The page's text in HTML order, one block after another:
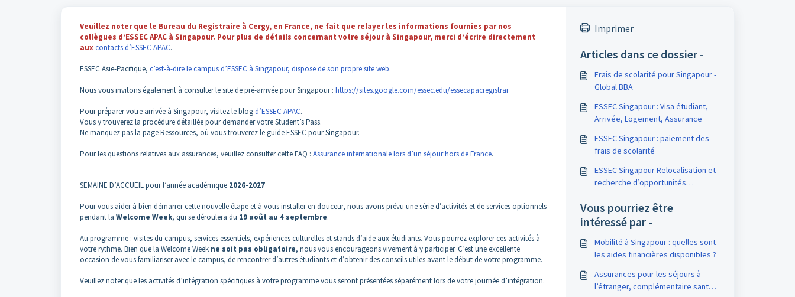
Veuillez noter que le Bureau du Registraire à Cergy, en France, ne fait que relayer les informations fournies par nos
collègues d’ESSEC APAC à Singapour. Pour plus de détails concernant votre séjour à Singapour, merci d’écrire directement
auxcontacts d’ESSEC APAC.
ESSEC Asie-Pacifique, c’est-à-dire le campus d’ESSEC à Singapour, dispose de son propre site web.
Nous vous invitons également à consulter le site de pré-arrivée pour Singapour : https://sites.google.com/essec.edu/essecapacregistrar
Pour préparer votre arrivée à Singapour, visitez le blogd’ESSEC APAC.
Vous y trouverez la procédure détaillée pour demander votre Student’s Pass.
Ne manquez pas la page Ressources, où vous trouverez le guide ESSEC pour Singapour.
Pour les questions relatives aux assurances, veuillez consulter cette FAQ : Assurance internationale lors d’un séjour hors de France.
SEMAINE D’ACCUEIL pour l’année académique 2026-2027
Pour vous aider à bien démarrer cette nouvelle étape et à vous installer en douceur, nous avons prévu une série d’activités et de services optionnels
pendant la Welcome Week, qui se déroulera du 19 août au 4 septembre.
Au programme : visites du campus, services essentiels, expériences culturelles et stands d’aide aux étudiants. Vous pourrez explorer ces activités à
votre rythme. Bien que la Welcome Week ne soit pas obligatoire, nous vous encourageons vivement à y participer. C’est une excellente
occasion de vous familiariser avec le campus, de rencontrer d’autres étudiants et d’obtenir des conseils utiles avant le début de votre programme.
Veuillez noter que les activités d’intégration spécifiques à votre programme vous seront présentées séparément lors de votre journée d’intégration.
Imprimer
Articles dans ce dossier -
Frais de scolarité pour Singapour -
Global BBA
ESSEC Singapour : Visa étudiant,
Arrivée, Logement, Assurance
ESSEC Singapour : paiement des
frais de scolarité
ESSEC Singapour Relocalisation et
recherche d’opportunités
Vous pourriez être
intéressé par -
Mobilité à Singapour : quelles sont
les aides financières disponibles ?
Assurances pour les séjours à
l’étranger, complémentaire santé,